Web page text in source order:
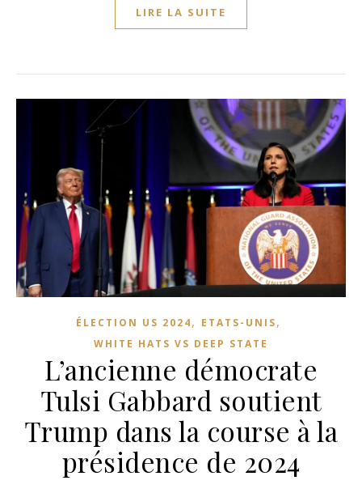
LIRE LA SUITE
ÉLECTION US 2024, ETATS-UNIS,
WHITE HATS VS DEEP STATE
L’ancienne démocrate
Tulsi Gabbard soutient
Trump dans la course à la
présidence de 2024